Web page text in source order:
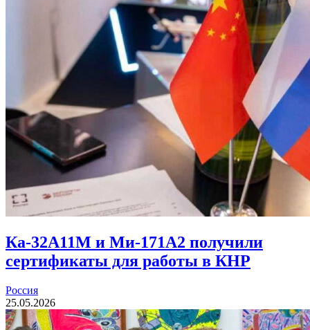
Ка-32А11М и Ми-171А2 получили
сертификаты для работы в КНР
Россия
25.05.2026